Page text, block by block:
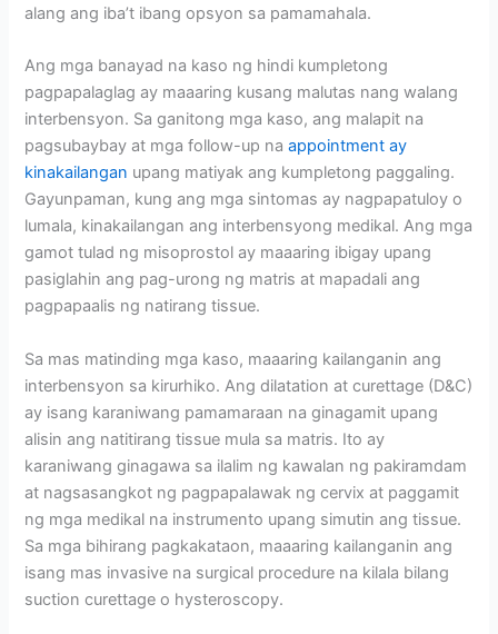
alang ang iba’t ibang opsyon sa pamamahala.
Ang mga banayad na kaso ng hindi kumpletong
pagpapalaglag ay maaaring kusang malutas nang walang
interbensyon. Sa ganitong mga kaso, ang malapit na
pagsubaybay at mga follow-up naappointment ay
kinakailangan upang matiyak ang kumpletong paggaling.
Gayunpaman, kung ang mga sintomas ay nagpapatuloy o
lumala, kinakailangan ang interbensyong medikal. Ang mga
gamot tulad ng misoprostol ay maaaring ibigay upang
pasiglahin ang pag-urong ng matris at mapadali ang
pagpapaalis ng natirang tissue.
Sa mas matinding mga kaso, maaaring kailanganin ang
interbensyon sa kirurhiko. Ang dilatation at curettage (D&C)
ay isang karaniwang pamamaraan na ginagamit upang
alisin ang natitirang tissue mula sa matris. Ito ay
karaniwang ginagawa sa ilalim ng kawalan ng pakiramdam
at nagsasangkot ng pagpapalawak ng cervix at paggamit
ng mga medikal na instrumento upang simutin ang tissue.
Sa mga bihirang pagkakataon, maaaring kailanganin ang
isang mas invasive na surgical procedure na kilala bilang
suction curettage o hysteroscopy.